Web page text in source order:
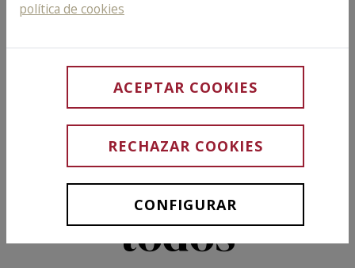
Asociación
Bienestar
Emocional para
todos
política de cookies
ACEPTAR COOKIES
RECHAZAR COOKIES
CONFIGURAR